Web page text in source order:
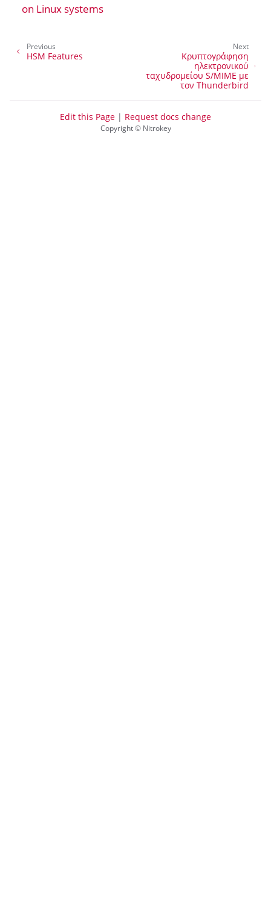
on Linux systems
Next
Κρυπτογράφηση
ηλεκτρονικού
ταχυδρομείου S/MIME με
τον Thunderbird
Previous
HSM Features
Copyright © Nitrokey
Edit this Page | Request docs change